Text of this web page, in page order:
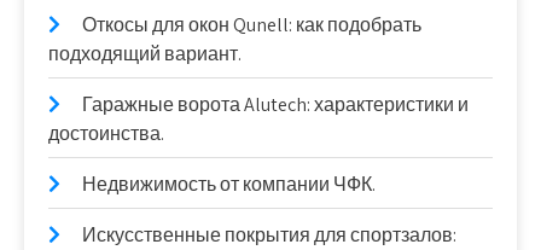
Откосы для окон Qunell: как подобрать
подходящий вариант.
Гаражные ворота Alutech: характеристики и
достоинства.
Недвижимость от компании ЧФК.
Искусственные покрытия для спортзалов: